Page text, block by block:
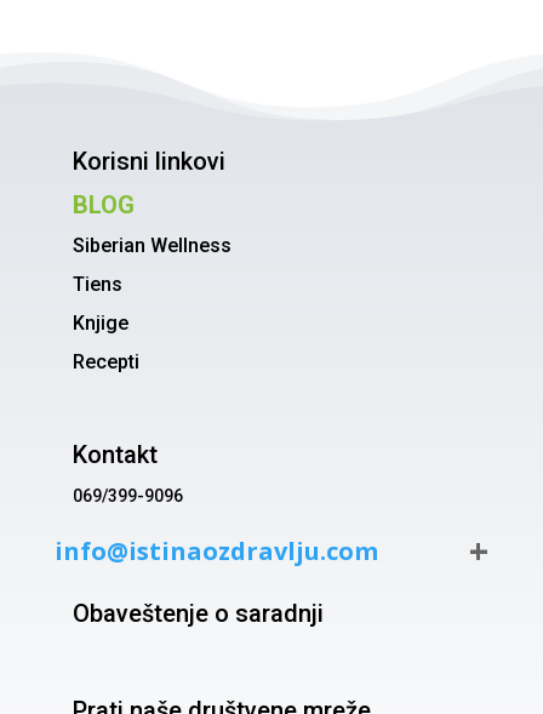
Korisni linkovi
BLOG
Siberian Wellness
Tiens
Knjige
Recepti
Kontakt
069/399-9096
info@istinaozdravlju.com
Obaveštenje o saradnji